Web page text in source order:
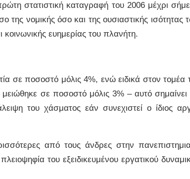
στατιστική καταγραφή του 2006 μέχρι
της νομικής όσο και της ουσιαστικής ισότητας
ευημερίας του πλανήτη.
σε ποσοστό μόλις 4%, ενώ ειδικά στον τομέα
σε ποσοστό μόλις 3% – αυτό σημαίνει
του χάσματος εάν συνεχιστεί ο ίδιος
από τους άνδρες στην
του εξειδικευμένου εργατικού